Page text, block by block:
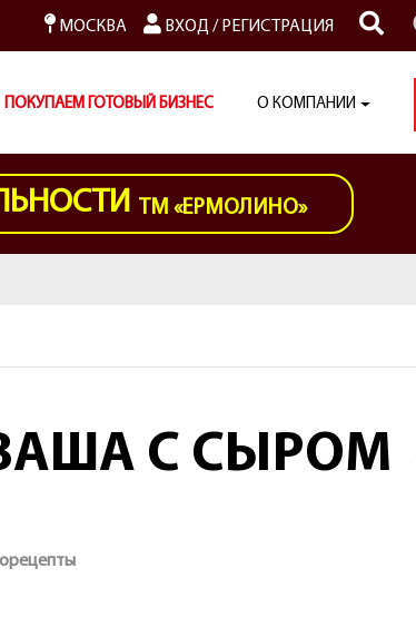
МОСКВА ВХОД/ РЕГИСТРАЦИЯ
ПОКУПАЕМ ГОТОВЫЙ БИЗНЕС О КОМПАНИИ
ТМ «ЕРМОЛИНО»
С СЫРОМ